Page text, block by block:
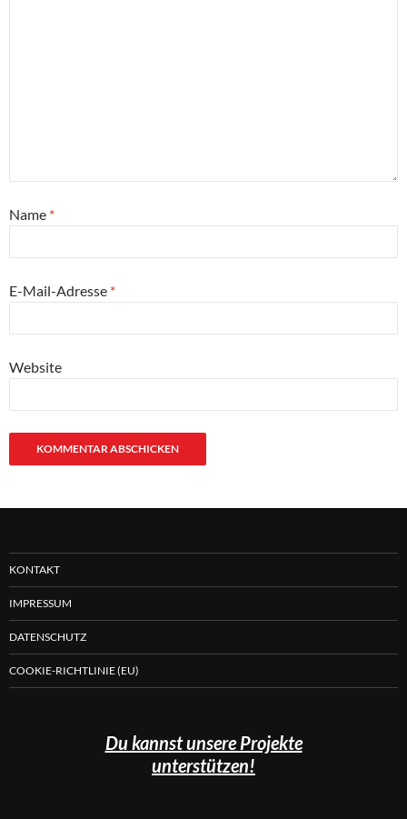
Name *
E-Mail-Adresse *
Website
KONTAKT
IMPRESSUM
DATENSCHUTZ
COOKIE-RICHTLINIE (EU)
Du kannst unsere Projekte
unterstützen!